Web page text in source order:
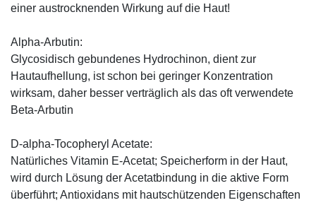
einer austrocknenden Wirkung auf die Haut!
Alpha-Arbutin:
Glycosidisch gebundenes Hydrochinon, dient zur
Hautaufhellung, ist schon bei geringer Konzentration
wirksam, daher besser verträglich als das oft verwendete
Beta-Arbutin
D-alpha-Tocopheryl Acetate:
Natürliches Vitamin E-Acetat; Speicherform in der Haut,
wird durch Lösung der Acetatbindung in die aktive Form
überführt; Antioxidans mit hautschützenden Eigenschaften